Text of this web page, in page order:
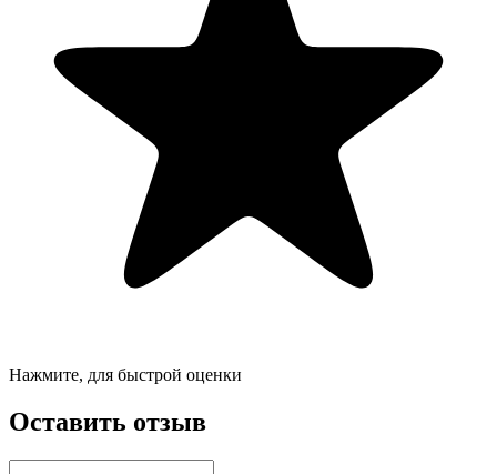
Нажмите, для быстрой оценки
Оставить отзыв